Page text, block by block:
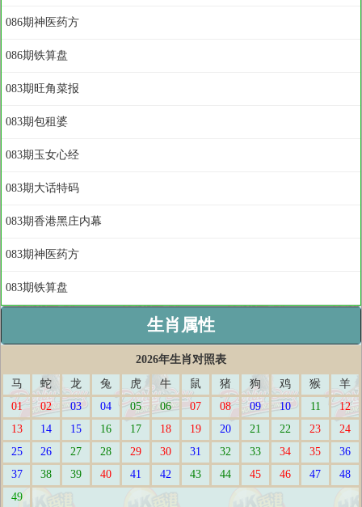
086期神医药方
086期铁算盘
083期旺角菜报
083期包租婆
083期玉女心经
083期大话特码
083期香港黑庄内幕
083期神医药方
083期铁算盘
生肖属性
2026年生肖对照表
马
蛇 龙 兔 虎 牛 鼠 猪 狗 鸡 猴
羊
01
02 03 04 05 06 07 08 09 10 11
12
13
14 15 16 17 18 19 20 21 22 23
24
25
26 27 28 29 30 31 32 33 34 35
36
37
38 39 40 41 42 43 44 45 46 47
48
49